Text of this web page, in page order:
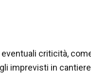
criticità,
imprevisti in